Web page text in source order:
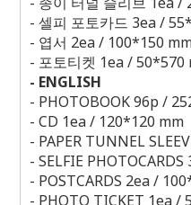
- 셀피 포토카드 3ea /
- 엽서 2ea / 100*150
- 포토티켓 1ea / 50*570
- ENGLISH
- PHOTOBOOK 96p /
- CD 1ea / 120*120 mm
- PAPER TUNNEL
- SELFIE
- POSTCARDS 2ea /
- PHOTO TICKET 1ea /